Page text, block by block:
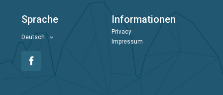
Sprache
Deutsch
Informationen
Privacy
Impressum